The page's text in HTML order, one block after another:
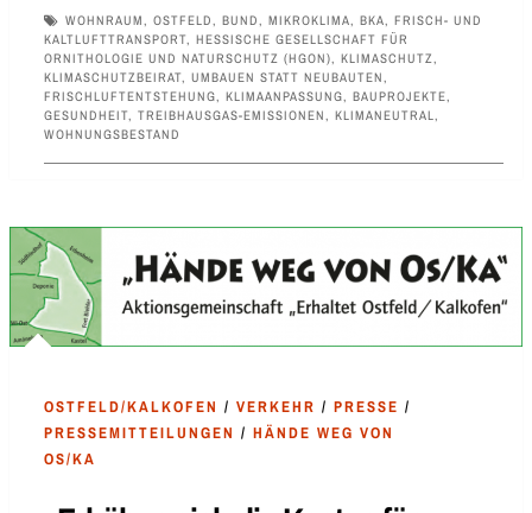
WOHNRAUM, OSTFELD, BUND, MIKROKLIMA, BKA, FRISCH- UND
KALTLUFTTRANSPORT, HESSISCHE GESELLSCHAFT FÜR
ORNITHOLOGIE UND NATURSCHUTZ (HGON), KLIMASCHUTZ,
KLIMASCHUTZBEIRAT, UMBAUEN STATT NEUBAUTEN,
FRISCHLUFTENTSTEHUNG, KLIMAANPASSUNG, BAUPROJEKTE,
GESUNDHEIT, TREIBHAUSGAS-EMISSIONEN, KLIMANEUTRAL,
WOHNUNGSBESTAND
OSTFELD/KALKOFEN / VERKEHR / PRESSE /
PRESSEMITTEILUNGEN / HÄNDE WEG VON
OS/KA